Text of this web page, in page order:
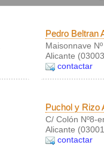
Pedro Beltran
Maisonnave
Alicante
contactar
Puchol y Rizo
C/ Colón Nº8-
Alicante
contactar